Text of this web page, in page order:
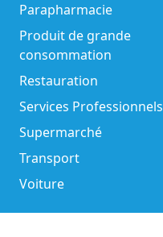
Parapharmacie
Produit de grande
consommation
Restauration
Services Professionnels
Supermarché
Transport
Voiture